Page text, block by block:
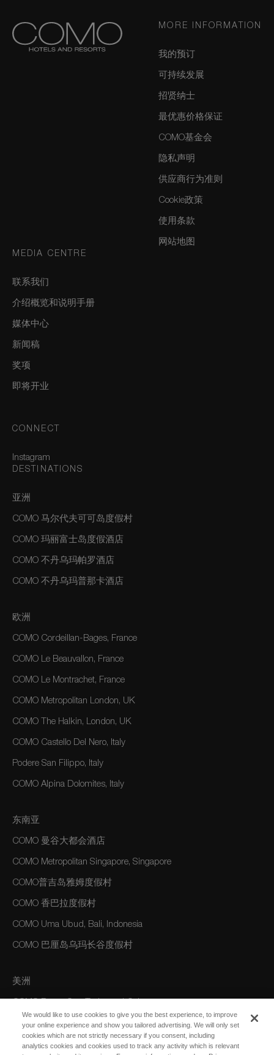
MORE INFORMATION
我的预订
可持续发展
招贤纳士
最优惠价格保证
COMO基金会
隐私声明
供应商行为准则
Cookie政策
使用条款
网站地图
MEDIA CENTRE
联系我们
介绍概览和说明手册
媒体中心
新闻稿
奖项
即将开业
CONNECT
Instagram
DESTINATIONS
亚洲
COMO 马尔代夫可可岛度假村
COMO 玛丽富士岛度假酒店
COMO 不丹乌玛帕罗酒店
COMO 不丹乌玛普那卡酒店
欧洲
COMO Cordeillan-Bages, France
COMO Le Beauvallon, France
COMO Le Montrachet, France
COMO Metropolitan London, UK
COMO The Halkin, London, UK
COMO Castello Del Nero, Italy
Podere San Filippo, Italy
COMO Alpina Dolomites, Italy
东南亚
COMO 曼谷大都会酒店
COMO Metropolitan Singapore, Singapore
COMO普吉岛雅姆度假村
COMO 香巴拉度假村
COMO Uma Ubud, Bali, Indonesia
COMO 巴厘岛乌玛长谷度假村
美洲
澳大利亚/大洋洲
We would like to use cookies to give you the best experience, to improve
your online experience and show you tailored advertising. We will only set
cookies which are not strictly necessary if you consent, including
analytics cookies and cookies used to track any activity which is relevant